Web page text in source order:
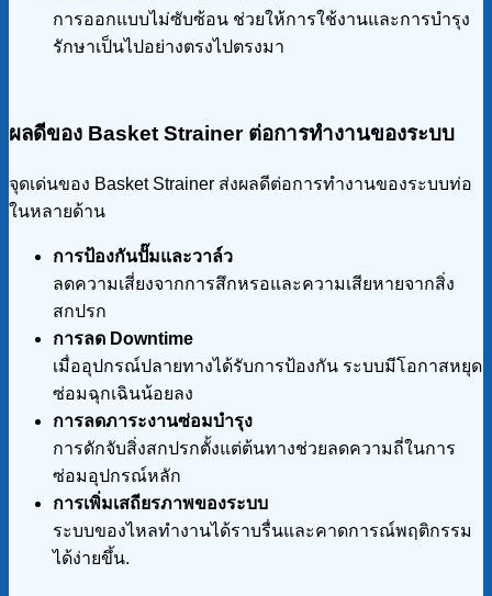
การออกแบบไม่ซับซ้อน ช่วยให้การใช้งานและการบำรุง
รักษาเป็นไปอย่างตรงไปตรงมา
ผลดีของ Basket Strainer ต่อการทำงานของระบบ
จุดเด่นของ Basket Strainer ส่งผลดีต่อการทำงานของระบบท่อ
ในหลายด้าน
การป้องกันปั๊มและวาล์ว
ลดความเสี่ยงจากการสึกหรอและความเสียหายจากสิ่ง
สกปรก
การลด Downtime
เมื่ออุปกรณ์ปลายทางได้รับการป้องกัน ระบบมีโอกาสหยุด
ซ่อมฉุกเฉินน้อยลง
การลดภาระงานซ่อมบำรุง
การดักจับสิ่งสกปรกตั้งแต่ต้นทางช่วยลดความถี่ในการ
ซ่อมอุปกรณ์หลัก
การเพิ่มเสถียรภาพของระบบ
ระบบของไหลทำงานได้ราบรื่นและคาดการณ์พฤติกรรม
ได้ง่ายขึ้น.